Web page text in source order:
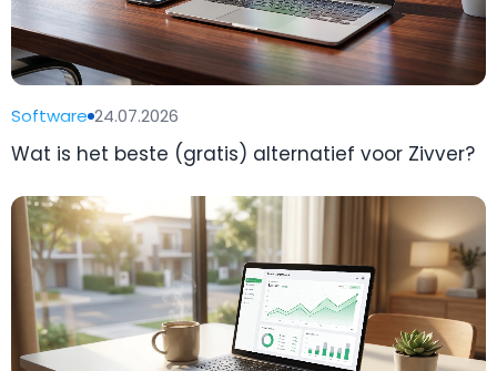
Software 24.07.2026
Wat is het beste (gratis) alternatief voor Zivver?